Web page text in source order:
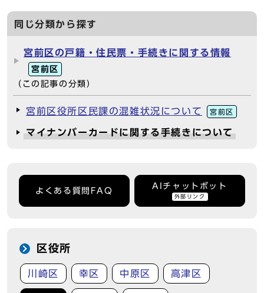
同じ分類から探す
宮前区の戸籍・住民票・手続きに関する情報
宮前区
（この記事の分類）
宮前区役所区民課の混雑状況について 宮前区
マイナンバーカードに関する手続きについて
よくある質問FAQ
AIチャットボット
外部リンク
区役所
川崎区 幸区 中原区 高津区